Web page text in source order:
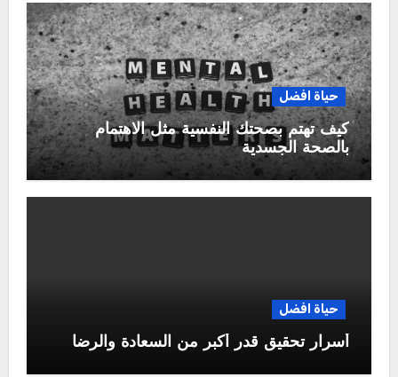
حياة افضل
كيف تهتم بصحتك النفسية مثل الاهتمام
بالصحة الجسدية
حياة افضل
أسرار تحقيق قدر أكبر من السعادة والرضا